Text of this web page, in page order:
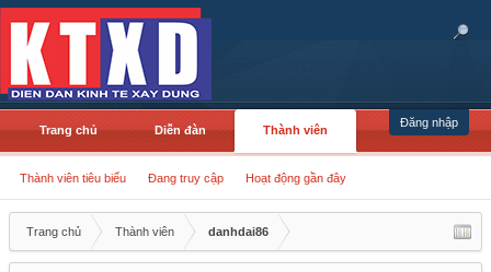
Đăng nhập
Trang chủ Diễn đàn Thành viên
Thành viên tiêu biểu Đang truy cập Hoạt động gần đây
Trang chủ Thành viên danhdai86